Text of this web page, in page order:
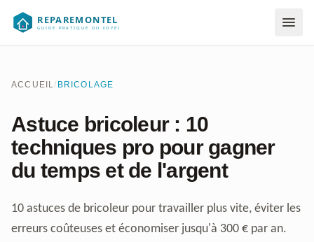
ACCUEIL/ BRICOLAGE
Astuce bricoleur : 10
techniques pro pour gagner
du temps et de l'argent
10 astuces de bricoleur pour travailler plus vite, éviter les
erreurs coûteuses et économiser jusqu'à 300 € par an.